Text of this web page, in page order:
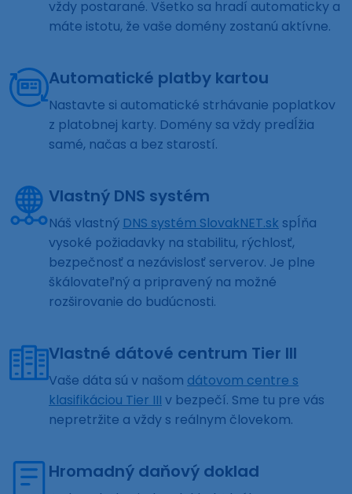
vždy postarané. Všetko sa hradí automaticky a
máte istotu, že vaše domény zostanú aktívne.
Automatické platby kartou
Nastavte si automatické strhávanie poplatkov
z platobnej karty. Domény sa vždy predĺžia
samé, načas a bez starostí.
Vlastný DNS systém
Náš vlastný DNS systém SlovakNET.sk spĺňa
vysoké požiadavky na stabilitu, rýchlosť,
bezpečnosť a nezávislosť serverov. Je plne
škálovateľný a pripravený na možné
rozširovanie do budúcnosti.
Vlastné dátové centrum Tier III
Vaše dáta sú v našom dátovom centre s
klasifikáciou Tier III v bezpečí. Sme tu pre vás
nepretržite a vždy s reálnym človekom.
Hromadný daňový doklad